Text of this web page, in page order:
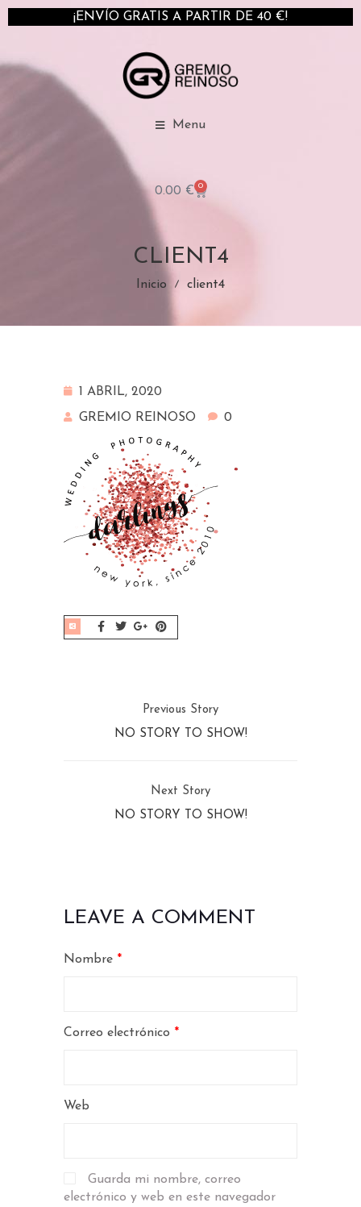
0.00 € 0
Menu
¡ENVÍO GRATIS A PARTIR DE 40 €!
CLIENT4
Inicio client4
1 ABRIL, 2020
GREMIO REINOSO
0
Previous Story
NO STORY TO SHOW!
Next Story
NO STORY TO SHOW!
LEAVE A COMMENT
Nombre *
Correo electrónico *
Web
Guarda mi nombre, correo
electrónico y web en este navegador